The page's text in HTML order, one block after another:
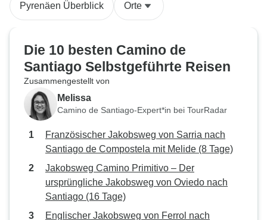
Pyrenäen Überblick Orte
Die 10 besten Camino de
Santiago Selbstgeführte Reisen
Zusammengestellt von
Melissa
Camino de Santiago-Expert*in bei TourRadar
Französischer Jakobsweg von Sarria nach
Santiago de Compostela mit Melide (8 Tage)
Jakobsweg Camino Primitivo – Der
ursprüngliche Jakobsweg von Oviedo nach
Santiago (16 Tage)
Englischer Jakobsweg von Ferrol nach